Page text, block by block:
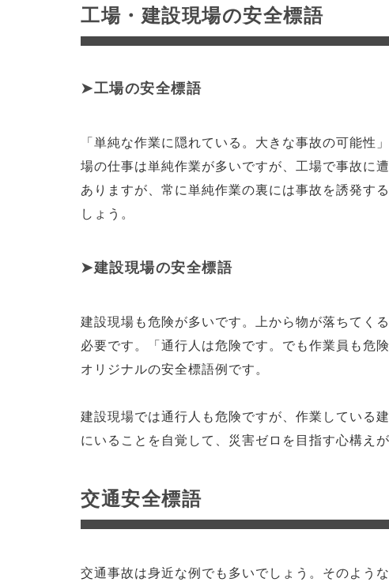
工場・建設現場の安全標語
工場の安全標語
「単純な作業に隠れている。大きな事故の可能
場の仕事は単純作業が多いですが、工場で事故に
ありますが、常に単純作業の裏には事故を誘発す
しょう。
建設現場の安全標語
建設現場も危険が多いです。上から物が落ちてく
必要です。「通行人は危険です。でも作業員も危
オリジナルの安全標語例です。
建設現場では通行人も危険ですが、作業している
にいることを自覚して、災害ゼロを目指す心構えが
交通安全標語
交通事故は身近な例でも多いでしょう。そのよう